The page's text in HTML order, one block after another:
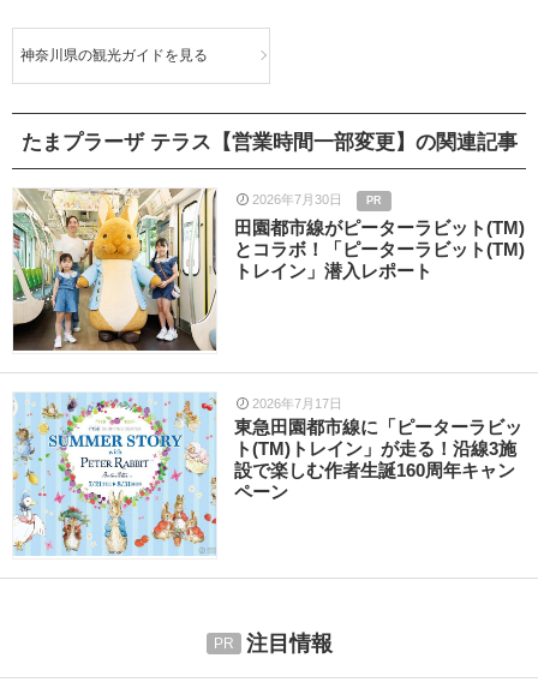
神奈川県の観光ガイドを見る
たまプラーザ テラス【営業時間一部変更】の関連記事
2026年7月30日 PR
田園都市線がピーターラビット(TM)
とコラボ！「ピーターラビット(TM)
トレイン」潜入レポート
2026年7月17日
東急田園都市線に「ピーターラビッ
ト(TM)トレイン」が走る！沿線3施
設で楽しむ作者生誕160周年キャン
ペーン
注目情報